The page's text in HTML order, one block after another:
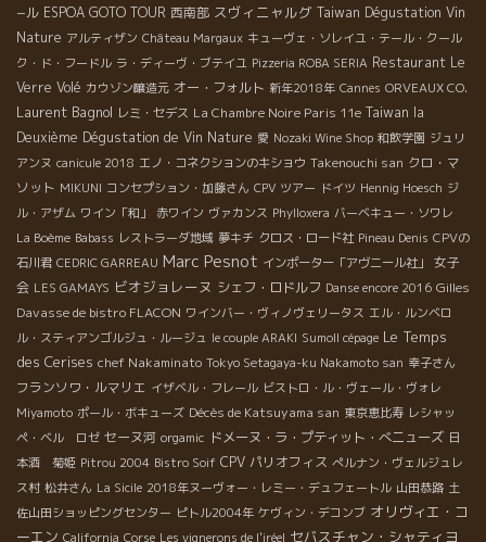
−ル ESPOA GOTO TOUR 西南部 スヴィニャルグ Taiwan Dégustation Vin
Nature アルティザン Château Margaux キューヴェ・ソレイユ・テール・クール
ク・ド・フードル ラ・ディーヴ・ブテイユ Pizzeria ROBA SERIA Restaurant Le
Verre Volé カウゾン醸造元 オー・フォルト 新年2018年 Cannes ORVEAUX CO.
Laurent Bagnol レミ・セデス La Chambre Noire Paris 11e Taiwan la
Deuxième Dégustation de Vin Nature 愛 Nozaki Wine Shop 和飲学園 ジュリ
アンヌ canicule 2018 エノ・コネクションのキショウ Takenouchi san クロ・マ
ソット MIKUNI コンセプション・加藤さん CPV ツアー ドイツ Hennig Hoesch ジ
ル・アザム ワイン「和」 赤ワイン ヴァカンス Phylloxera バーベキュー・ソワレ
La Boème Babass レストラーダ地域 夢キチ クロス・ロード社 Pineau Denis CPVの
石川君 CEDRIC GARREAU Marc Pesnot インポーター「アヴニール社」
女子
会 LES GAMAYS ビオジョレーヌ シェフ・ロドルフ Danse encore 2016 Gilles
Davasse de bistro FLACON ワインバー・ヴィノヴェリータス エル・ルンベロ
ル・スティアンゴルジュ・ルージュ le couple ARAKI Sumoll cépage Le Temps
des Cerises chef Nakaminato Tokyo Setagaya-ku Nakamoto san 幸子さん
フランソワ・ルマリエ イザベル・フレール ビストロ・ル・ヴェール・ヴォレ
Miyamoto ポール・ボキューズ Décès de Katsuyama san 東京恵比寿 レシャッ
ペ・ベル ロゼ セーヌ河 orgamic ドメーヌ・ラ・プティット・べニューズ 日
本酒 菊姫 Pitrou 2004 Bistro Soif CPV パリオフィス ぺルナン・ヴェルジュレ
ス村 松井さん La Sicile 2018年ヌーヴォー・レミー・デュフェートル 山田恭路 土
佐山田ショッピングセンター ピトル2004年 ケヴィン・デコンブ オリヴィエ・コ
ーエン California Corse Les vignerons de l'iréel セバスチャン・シャティヨ